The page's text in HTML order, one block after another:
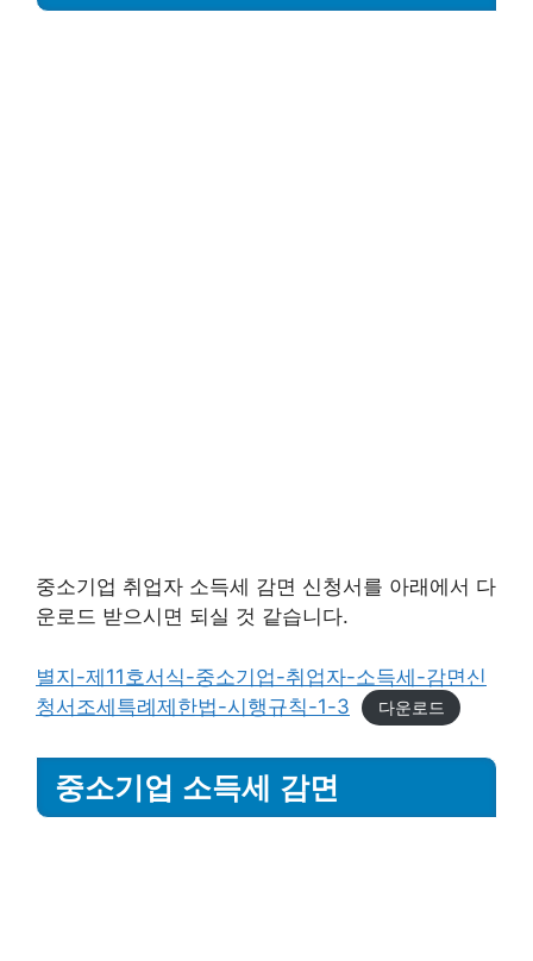
중소기업 취업자 소득세 감면 신청서를 아래에서 다
운로드 받으시면 되실 것 같습니다.
별지-제11호서식-중소기업-취업자-소득세-감면신
청서조세특례제한법-시행규칙-1-3
다운로드
중소기업 소득세 감면